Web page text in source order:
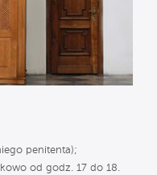
penitenta);
od godz. 17 do 18.